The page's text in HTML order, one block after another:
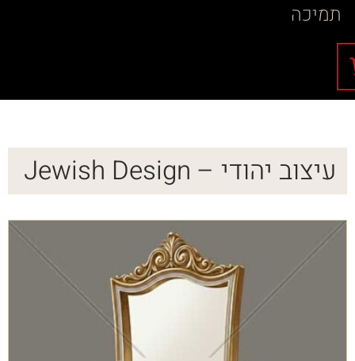
תמיכה
עיצוב יהודי – Jewish Design